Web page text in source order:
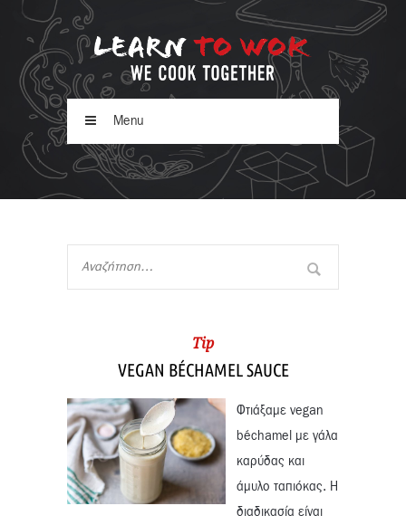
Menu
Tip
VEGAN BÉCHAMEL SAUCE
Φτιάξαμε vegan
béchamel με γάλα
καρύδας και
άμυλο ταπιόκας. Η
διαδικασία είναι